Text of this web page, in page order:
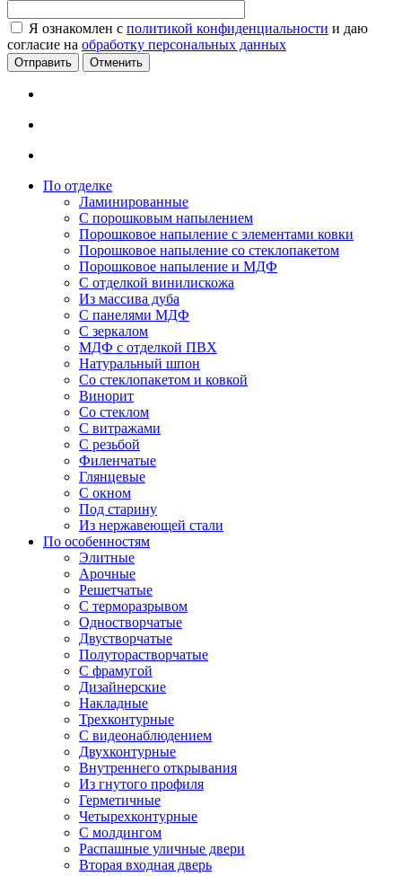
Я ознакомлен с политикой конфиденциальности и даю
согласие на обработку персональных данных
Отменить
По отделке
Ламинированные
С порошковым напылением
Порошковое напыление с элементами ковки
Порошковое напыление со стеклопакетом
Порошковое напыление и МДФ
С отделкой винилискожа
Из массива дуба
С панелями МДФ
С зеркалом
МДФ с отделкой ПВХ
Натуральный шпон
Со стеклопакетом и ковкой
Винорит
Со стеклом
С витражами
С резьбой
Филенчатые
Глянцевые
С окном
Под старину
Из нержавеющей стали
По особенностям
Элитные
Арочные
Решетчатые
С терморазрывом
Одностворчатые
Двустворчатые
Полуторастворчатые
С фрамугой
Дизайнерские
Накладные
Трехконтурные
С видеонаблюдением
Двухконтурные
Внутреннего открывания
Из гнутого профиля
Герметичные
Четырехконтурные
С молдингом
Распашные уличные двери
Вторая входная дверь